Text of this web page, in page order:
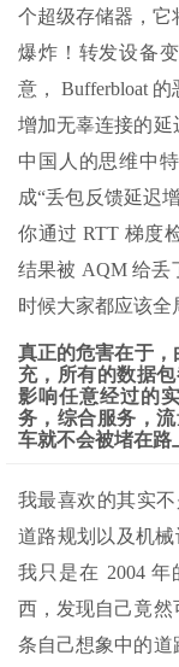
个超级存储器，它
爆炸！转发设备
意， Bufferbloat
增加无辜连接的延
中国人的思维中
成“丢包反馈延迟
你通过 RTT 梯度
结果被 AQM 给丢
时候大家都应该全
真正的危害在于
充，所有的数据
影响任意经过的
务，综合服务，
车就不会被堵在路
我最喜欢的其实不
道路规划以及机械
我只是在 2004
西，发现自己竟然
条自己想象中的道